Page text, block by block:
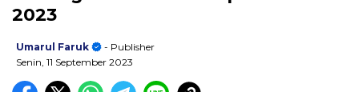
2023
Umarul Faruk
- Publisher
Senin, 11 September 2023